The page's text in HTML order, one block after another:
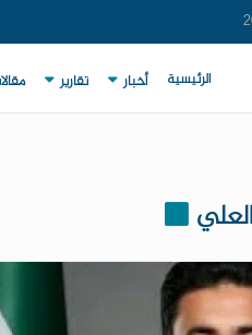
الرئيسية أخبار تقارير